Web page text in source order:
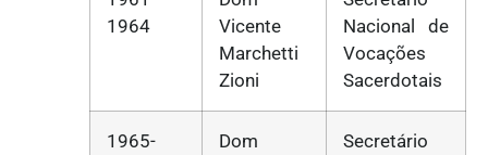
1964
Vicente
Marchetti
Zioni
Nacional de
Vocações
Sacerdotais
1965-
Dom
Secretário